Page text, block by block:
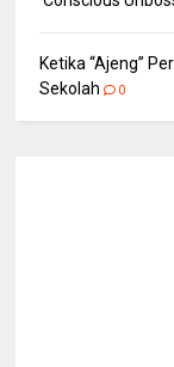
Ketika “Ajeng”
Sekolah
0